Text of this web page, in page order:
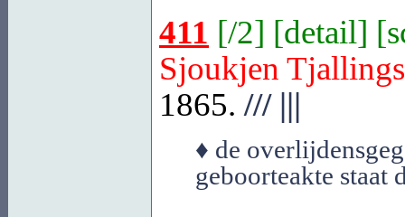
411 [/2] [detail] [
Sjoukjen
1865. ///|||
♦ de
geboorteakte staat